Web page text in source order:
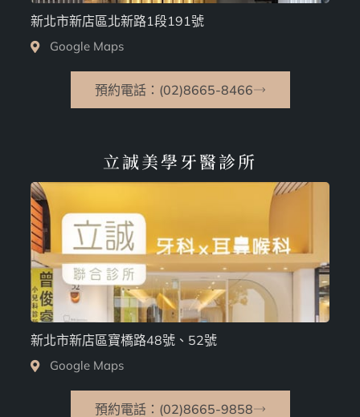
新北市新店區北新路1段191號
Google Maps
預約電話：(02)8665-8466
立誠美學牙醫診所
新北市新店區寶橋路48號、52號
Google Maps
預約電話：(02)8665-9858